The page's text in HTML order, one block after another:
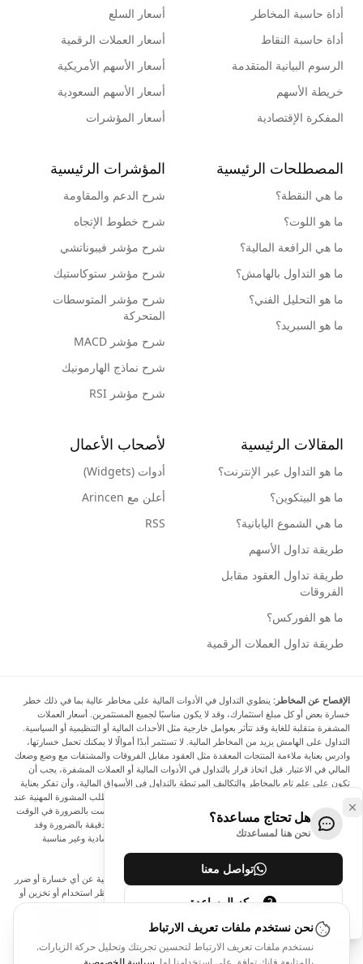
أداة حاسبة المخاطر
أداة حاسبة النقاط
الرسوم البيانية المتقدمة
خريطة الأسهم
المفكرة الإقتصادية
أسعار السلع
أسعار العملات الرقمية
أسعار الأسهم الأمريكية
أسعار الأسهم السعودية
أسعار المؤشرات
المصطلحات الرئيسية
ما هي النقطة؟
ما هو اللوت؟
ما هي الرافعة المالية؟
ما هو التداول بالهامش؟
ما هو التحليل الفني؟
ما هو السبريد؟
المؤشرات الرئيسية
شرح الدعم والمقاومة
شرح خطوط الإتجاه
شرح مؤشر فيبوناتشي
شرح مؤشر ستوكاستيك
شرح مؤشر المتوسطات
المتحركة
شرح مؤشر MACD
شرح نماذج الهارمونيك
شرح مؤشر RSI
المقالات الرئيسية
ما هو التداول عبر الإنترنت؟
ما هو البيتكوين؟
ما هي الشموع اليابانية؟
طريقة تداول الأسهم
طريقة تداول العقود مقابل
الفروقات
ما هو الفوركس؟
طريقة تداول العملات الرقمية
لأصحاب الأعمال
أدوات (Widgets)
أعلن مع Arincen
RSS
الإفصاح عن المخاطر: ينطوي التداول في الأدوات المالية على مخاطر عالية بما في ذلك خطر
خسارة بعض أو كل مبلغ استثمارك، وقد لا يكون مناسبًا لجميع المستثمرين. أسعار العملات
المشفرة متقلبة للغاية وقد تتأثر بعوامل خارجية مثل الأحداث المالية أو التنظيمية أو السياسية.
التداول على الهامش يزيد من المخاطر المالية. لا تستثمر أبدًا أموالًا لا يمكنك تحمل خسارتها،
وادرس بعناية ملاءمة المنتجات المعقدة مثل العقود مقابل الفروقات والمشتقات مع وضع وضعك
المالي في الاعتبار. قبل اتخاذ قرار بالتداول في الأدوات المالية أو العملات المشفرة، يجب أن
تكون على علم تام بالمخاطر والتكاليف المرتبطة بالتداول في الأسواق المالية، وأن تفكر بعناية
في أهدافك الاستثمارية ومستوى خبرتك ورغبتك في المخاطرة، وأن تطلب المشورة المهنية عند
الحاجة. تود Arincen أن تذكرك بأن البيانات الواردة في هذا الموقع ليست بالضرورة في الوقت
الفعلي وليست دقيقة. البيانات والأسعار الموجودة على الموقع ليست دقيقة بالضرورة وقد
تختلف عن السعر الفعلي في أي سوق معينة، مما يعني أن الأسعار إرشادية وغير مناسبة
لأغراض التداول.
لن يتحمل Arincen وأي مزود للبيانات الواردة في هذا الموقع المسؤولية عن أي خسارة أو ضرر
نتيجة لتداولك، أو اعتمادك على المعلومات الواردة في هذا الموقع. يحظر استخدام أو تخزين أو
إعادة إنتاج أو عرض أو تعديل أو نقل أو توزيع البيانات الموجودة في هذا الموقع دون الحصول
على إذن كتابي صريح مسبق من Arincen و/أو مزود البيانات. جميع حقوق الملكية الفكرية
محفوظة من قبل مقدمي الخدمة و/أو البورصة التي تقدم البيانات الواردة في هذا الموقع. قد
يتم تعويض Arincen من قبل المعلنين الذين يظهرون على الموقع، بناءً على تفاعلك مع
الإعلانات أو المعلنين.
هل تحتاج مساعدة؟
نحن هنا لمساعدتك
تواصل معنا
مركز المساعدة
نحن نستخدم ملفات تعريف الارتباط
نستخدم ملفات تعريف الارتباط لتحسين تجربتك وتحليل حركة الزيارات.